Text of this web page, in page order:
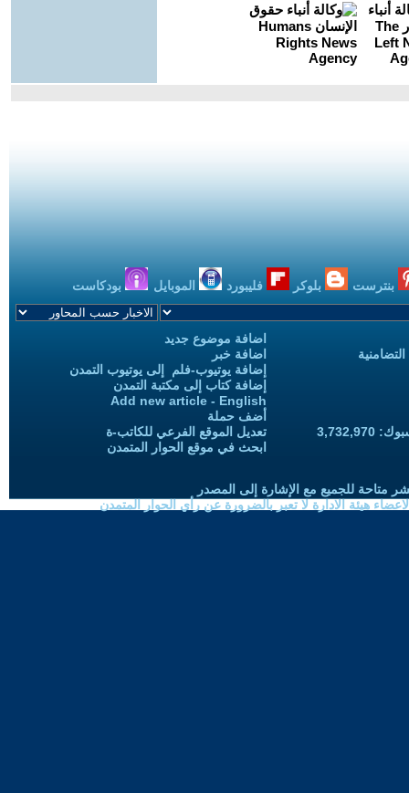
بنترست بلوكر فليبورد الموبايل بودكاست
اضافة موضوع جديد
اضافة خبر
إضافة يوتيوب-فلم إلى يوتيوب التمدن
إضافة كتاب إلى مكتبة التمدن
Add new article - English
أضف حملة
تعديل الموقع الفرعي للكاتب-ة
ابحث في موقع الحوار المتمدن
متاحة للجميع مع الإشارة إلى المصدر
هيئة الادارة لا تعبر بالضرورة عن رأي الحوار المتمدن